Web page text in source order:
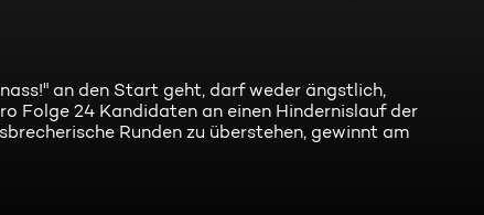
an den Start geht, darf weder ängstlich,
Folge 24 Kandidaten an einen Hindernislauf der
Runden zu überstehen, gewinnt am